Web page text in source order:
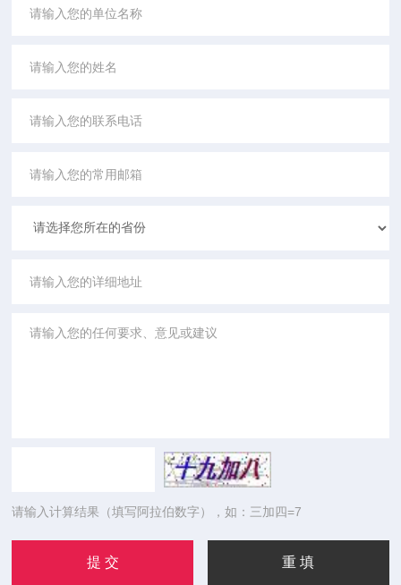
请输入计算结果（填写阿拉伯数字），如：三加四=7